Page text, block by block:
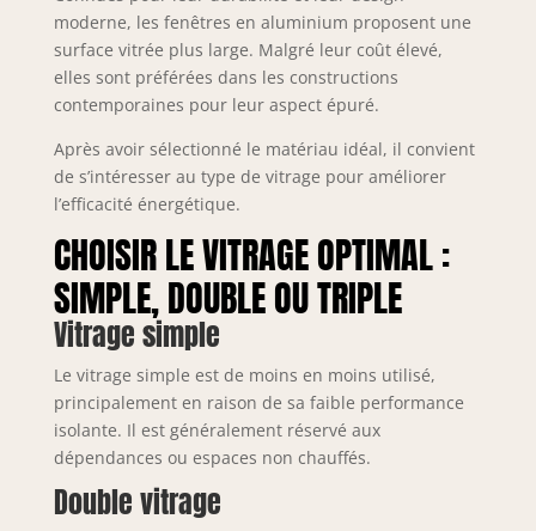
moderne, les fenêtres en aluminium proposent une
surface vitrée plus large. Malgré leur coût élevé,
elles sont préférées dans les constructions
contemporaines pour leur aspect épuré.
Après avoir sélectionné le matériau idéal, il convient
de s’intéresser au type de vitrage pour améliorer
l’efficacité énergétique.
CHOISIR LE VITRAGE OPTIMAL :
SIMPLE, DOUBLE OU TRIPLE
Vitrage simple
Le vitrage simple est de moins en moins utilisé,
principalement en raison de sa faible performance
isolante. Il est généralement réservé aux
dépendances ou espaces non chauffés.
Double vitrage